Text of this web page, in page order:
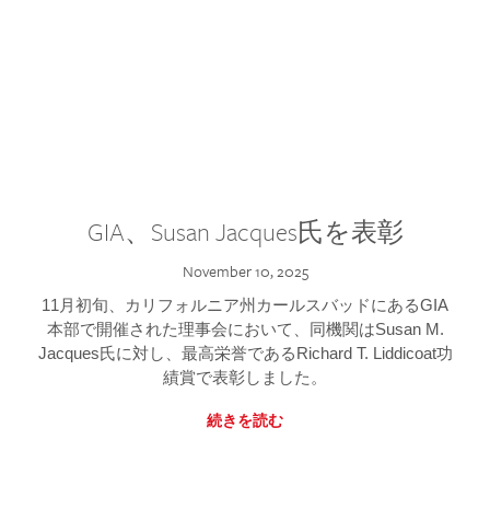
GIA、Susan Jacques氏を表彰
November 10, 2025
11月初旬、カリフォルニア州カールスバッドにあるGIA
本部で開催された理事会において、同機関はSusan M.
Jacques氏に対し、最高栄誉であるRichard T. Liddicoat功
績賞で表彰しました。
続きを読む